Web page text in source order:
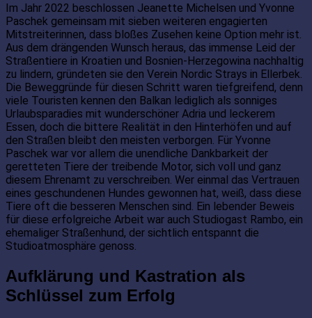
Im Jahr 2022 beschlossen Jeanette Michelsen und Yvonne
Paschek gemeinsam mit sieben weiteren engagierten
Mitstreiterinnen, dass bloßes Zusehen keine Option mehr ist.
Aus dem drängenden Wunsch heraus, das immense Leid der
Straßentiere in Kroatien und Bosnien-Herzegowina nachhaltig
zu lindern, gründeten sie den Verein Nordic Strays in Ellerbek.
Die Beweggründe für diesen Schritt waren tiefgreifend, denn
viele Touristen kennen den Balkan lediglich als sonniges
Urlaubsparadies mit wunderschöner Adria und leckerem
Essen, doch die bittere Realität in den Hinterhöfen und auf
den Straßen bleibt den meisten verborgen. Für Yvonne
Paschek war vor allem die unendliche Dankbarkeit der
geretteten Tiere der treibende Motor, sich voll und ganz
diesem Ehrenamt zu verschreiben. Wer einmal das Vertrauen
eines geschundenen Hundes gewonnen hat, weiß, dass diese
Tiere oft die besseren Menschen sind. Ein lebender Beweis
für diese erfolgreiche Arbeit war auch Studiogast Rambo, ein
ehemaliger Straßenhund, der sichtlich entspannt die
Studioatmosphäre genoss.
Aufklärung und Kastration als
Schlüssel zum Erfolg